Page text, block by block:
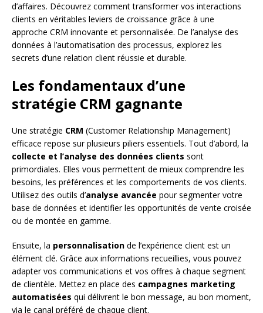
d’affaires. Découvrez comment transformer vos interactions
clients en véritables leviers de croissance grâce à une
approche CRM innovante et personnalisée. De l’analyse des
données à l’automatisation des processus, explorez les
secrets d’une relation client réussie et durable.
Les fondamentaux d’une
stratégie CRM gagnante
Une stratégie CRM (Customer Relationship Management)
efficace repose sur plusieurs piliers essentiels. Tout d’abord, la
collecte et l’analyse des données clients sont
primordiales. Elles vous permettent de mieux comprendre les
besoins, les préférences et les comportements de vos clients.
Utilisez des outils d’analyse avancée pour segmenter votre
base de données et identifier les opportunités de vente croisée
ou de montée en gamme.
Ensuite, la personnalisation de l’expérience client est un
élément clé. Grâce aux informations recueillies, vous pouvez
adapter vos communications et vos offres à chaque segment
de clientèle. Mettez en place des campagnes marketing
automatisées qui délivrent le bon message, au bon moment,
via le canal préféré de chaque client.